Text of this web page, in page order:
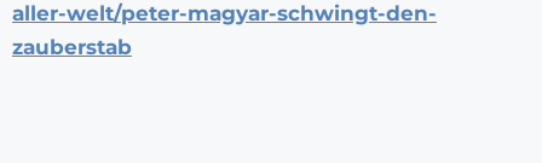
aller-welt/peter-magyar-schwingt-den-
zauberstab